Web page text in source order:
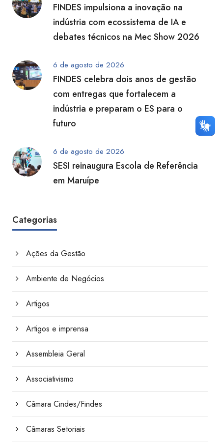
FINDES impulsiona a inovação na
indústria com ecossistema de IA e
debates técnicos na Mec Show 2026
6 de agosto de 2026
FINDES celebra dois anos de gestão
com entregas que fortalecem a
indústria e preparam o ES para o
futuro
6 de agosto de 2026
SESI reinaugura Escola de Referência
em Maruípe
Categorias
Ações da Gestão
Ambiente de Negócios
Artigos
Artigos e imprensa
Assembleia Geral
Associativismo
Câmara Cindes/Findes
Câmaras Setoriais